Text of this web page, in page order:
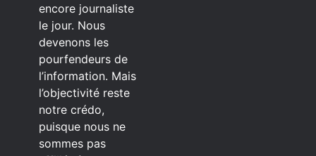
encore journaliste
le jour. Nous
devenons les
pourfendeurs de
l’information. Mais
l’objectivité reste
notre crédo,
puisque nous ne
sommes pas